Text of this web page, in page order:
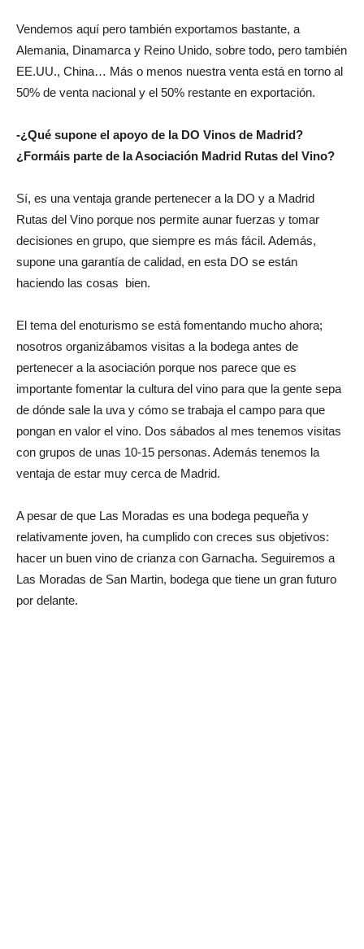
Vendemos aquí pero también exportamos bastante, a
Alemania, Dinamarca y Reino Unido, sobre todo, pero también
EE.UU., China… Más o menos nuestra venta está en torno al
50% de venta nacional y el 50% restante en exportación.
-¿Qué supone el apoyo de la DO Vinos de Madrid?
¿Formáis parte de la Asociación Madrid Rutas del Vino?
Sí, es una ventaja grande pertenecer a la DO y a Madrid
Rutas del Vino porque nos permite aunar fuerzas y tomar
decisiones en grupo, que siempre es más fácil. Además,
supone una garantía de calidad, en esta DO se están
haciendo las cosas bien.
El tema del enoturismo se está fomentando mucho ahora;
nosotros organizábamos visitas a la bodega antes de
pertenecer a la asociación porque nos parece que es
importante fomentar la cultura del vino para que la gente sepa
de dónde sale la uva y cómo se trabaja el campo para que
pongan en valor el vino. Dos sábados al mes tenemos visitas
con grupos de unas 10-15 personas. Además tenemos la
ventaja de estar muy cerca de Madrid.
A pesar de que Las Moradas es una bodega pequeña y
relativamente joven, ha cumplido con creces sus objetivos:
hacer un buen vino de crianza con Garnacha. Seguiremos a
Las Moradas de San Martin, bodega que tiene un gran futuro
por delante.